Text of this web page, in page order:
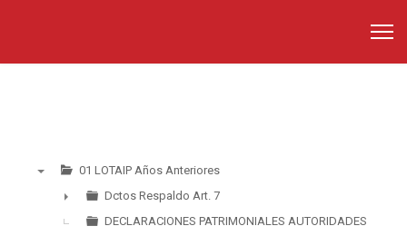
01 LOTAIP Años Anteriores
►
Dctos Respaldo Art. 7
DECLARACIONES PATRIMONIALES AUTORIDADES